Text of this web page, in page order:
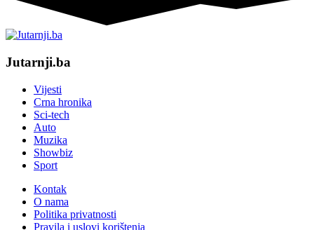
Jutarnji.ba
Vijesti
Crna hronika
Sci-tech
Auto
Muzika
Showbiz
Sport
Kontak
O nama
Politika privatnosti
Pravila i uslovi korištenja